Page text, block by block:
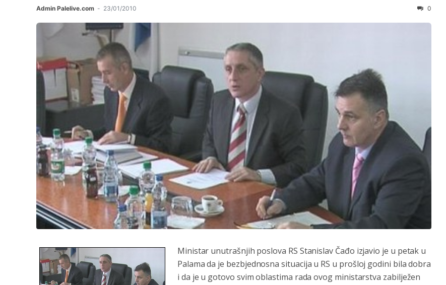
Admin Palelive.com - 23/01/2010 0
Ministar unutrašnjih poslova RS Stanislav Čađo izjavio je u petak u
Palama da je bezbjednosna situacija u RS u prošloj godini bila dobra
i da je u gotovo svim oblastima rada ovog ministarstva zabilježen